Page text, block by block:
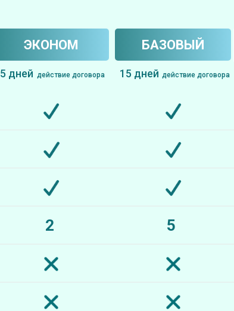
5 дней действие договора действие договора
15 дней
ЭКОНОМ БАЗОВЫЙ
2 5